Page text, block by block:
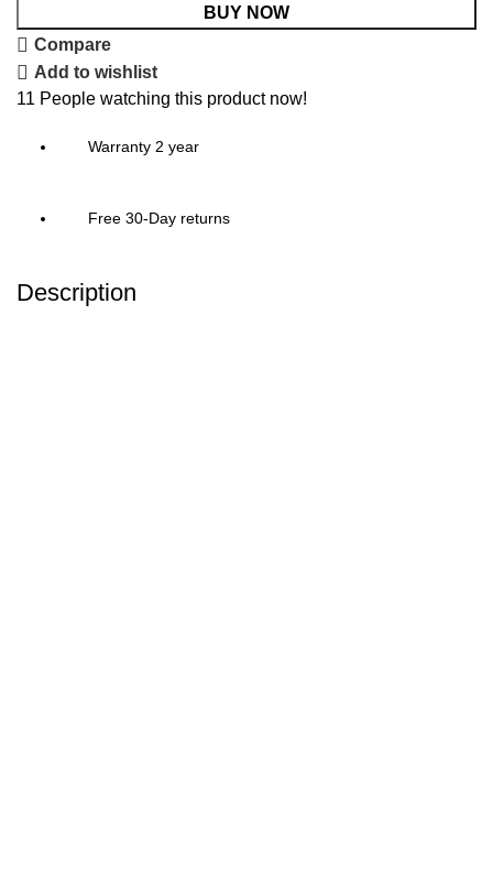
BUY NOW
Compare
Add to wishlist
11 People watching this product now!
Warranty 2 year
Free 30-Day returns
Description